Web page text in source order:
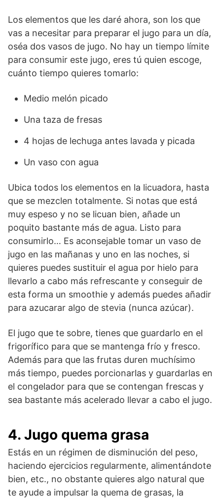
Los elementos que les daré ahora, son los que
vas a necesitar para preparar el jugo para un día,
oséa dos vasos de jugo. No hay un tiempo límite
para consumir este jugo, eres tú quien escoge,
cuánto tiempo quieres tomarlo:
Medio melón picado
Una taza de fresas
4 hojas de lechuga antes lavada y picada
Un vaso con agua
Ubica todos los elementos en la licuadora, hasta
que se mezclen totalmente. Si notas que está
muy espeso y no se licuan bien, añade un
poquito bastante más de agua. Listo para
consumirlo… Es aconsejable tomar un vaso de
jugo en las mañanas y uno en las noches, si
quieres puedes sustituir el agua por hielo para
llevarlo a cabo más refrescante y conseguir de
esta forma un smoothie y además puedes añadir
para azucarar algo de stevia (nunca azúcar).
El jugo que te sobre, tienes que guardarlo en el
frigorífico para que se mantenga frío y fresco.
Además para que las frutas duren muchísimo
más tiempo, puedes porcionarlas y guardarlas en
el congelador para que se contengan frescas y
sea bastante más acelerado llevar a cabo el jugo.
4. Jugo quema grasa
Estás en un régimen de disminución del peso,
haciendo ejercicios regularmente, alimentándote
bien, etc., no obstante quieres algo natural que
te ayude a impulsar la quema de grasas, la